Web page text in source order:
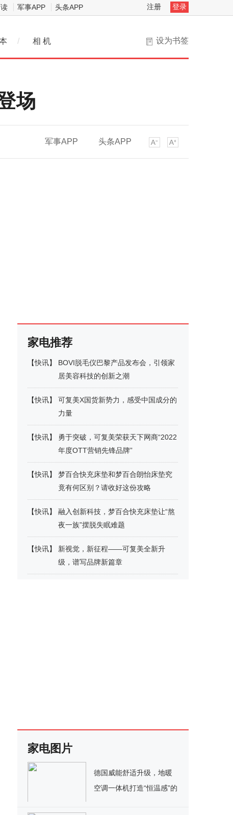
军事APP 头条APP 注册 登录
设为书签
/ 相 机
场
军事APP 头条APP
家电推荐
【快讯】
BOVI脱毛仪巴黎产品发布会，引领家
居美容科技的创新之潮
【快讯】
可复美X国货新势力，感受中国成分的
力量
【快讯】
勇于突破，可复美荣获天下网商“2022
年度OTT营销先锋品牌”
【快讯】
梦百合快充床垫和梦百合朗怡床垫究
竟有何区别？请收好这份攻略
【快讯】
融入创新科技，梦百合快充床垫让“熬
夜一族”摆脱失眠难题
【快讯】
新视觉，新征程——可复美全新升
级，谱写品牌新篇章
家电图片
德国威能舒适升级，地暖
空调一体机打造“恒温感”的